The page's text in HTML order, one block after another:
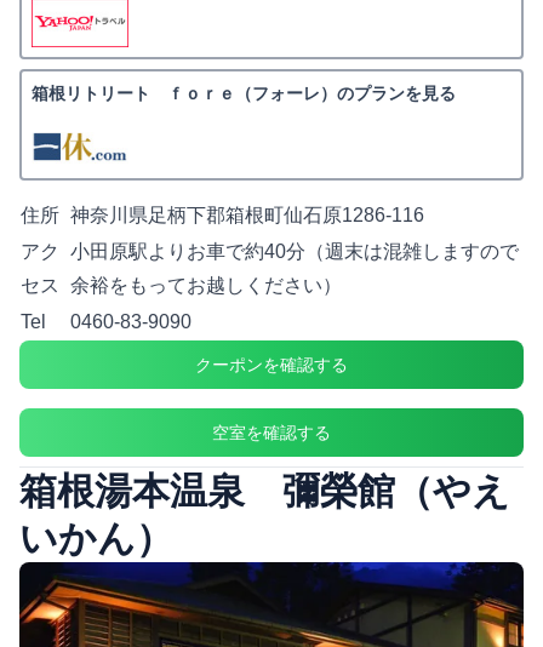
箱根リトリート ｆｏｒｅ（フォーレ）のプランを見る
住所 神奈川県足柄下郡箱根町仙石原1286-116
アク
セス
小田原駅よりお車で約40分（週末は混雑しますので
余裕をもってお越しください）
Tel
0460-83-9090
クーポンを確認する
空室を確認する
箱根湯本温泉 彌榮館（やえ
いかん）